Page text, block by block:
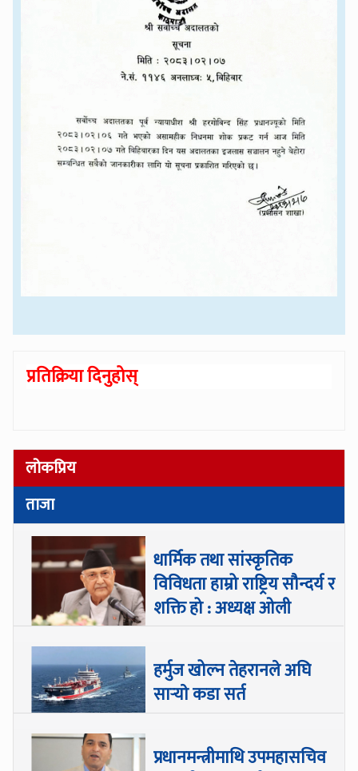
प्रतिक्रिया दिनुहोस्
लोकप्रिय
ताजा
धार्मिक तथा सांस्कृतिक
विविधता हाम्रो राष्ट्रिय सौन्दर्य र
शक्ति हो : अध्यक्ष ओली
हर्मुज खोल्न तेहरानले अघि
सार्‍याे कडा सर्त
प्रधानमन्त्रीमाथि उपमहासचिव